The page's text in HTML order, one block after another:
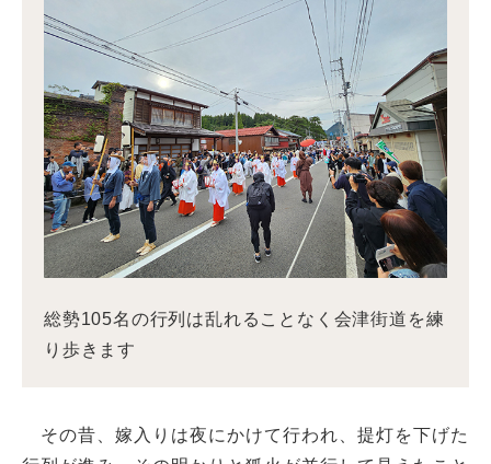
総勢105名の行列は乱れることなく会津街道を練
り歩きます
その昔、嫁入りは夜にかけて行われ、提灯を下げた